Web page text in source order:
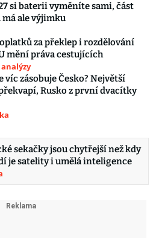
si baterii vyměníte sami, část
ale výjimku
za překlep i rozdělování
mění práva cestujících
víc zásobuje Česko? Největší
Rusko z první dvacítky
sekačky jsou chytřejší než kdy
je satelity i umělá inteligence